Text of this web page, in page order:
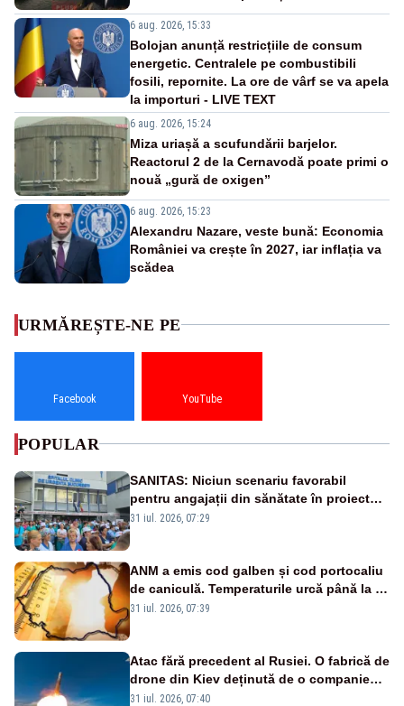
6 aug. 2026, 15:33
Bolojan anunță restricțiile de consum
energetic. Centralele pe combustibili
fosili, repornite. La ore de vârf se va apela
la importuri - LIVE TEXT
6 aug. 2026, 15:24
Miza uriașă a scufundării barjelor.
Reactorul 2 de la Cernavodă poate primi o
nouă „gură de oxigen”
6 aug. 2026, 15:23
Alexandru Nazare, veste bună: Economia
României va crește în 2027, iar inflația va
scădea
URMĂREȘTE-NE PE
Facebook YouTube
POPULAR
SANITAS: Niciun scenariu favorabil
pentru angajații din sănătate în proiectul
Legii salarizării
31 iul. 2026, 07:29
ANM a emis cod galben și cod portocaliu
de caniculă. Temperaturile urcă până la 38
de grade, iar nopțile devin tropicale
31 iul. 2026, 07:39
Atac fără precedent al Rusiei. O fabrică de
drone din Kiev deținută de o companie
americană, distrusă de o rachetă
31 iul. 2026, 07:40